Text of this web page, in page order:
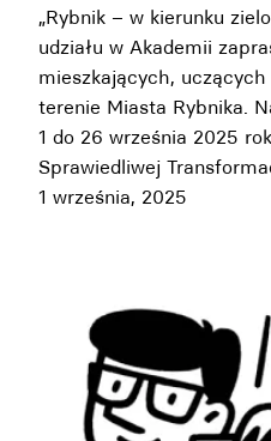
„Rybnik – w kierunku
udziału w Akademii
mieszkających,
terenie Miasta Rybnika.
1 do 26 września 2025
Sprawiedliwej
1 września, 2025